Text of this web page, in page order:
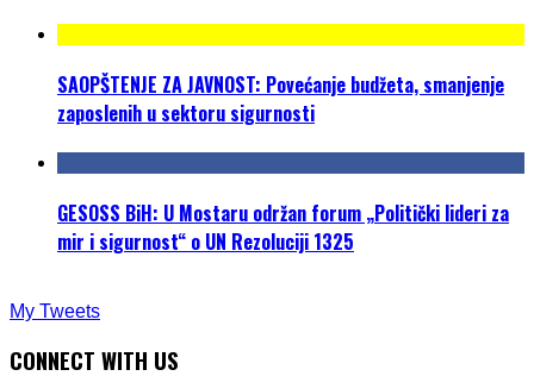
SAOPŠTENJE ZA JAVNOST: Povećanje budžeta, smanjenje
zaposlenih u sektoru sigurnosti
GESOSS BiH: U Mostaru održan forum „Politički lideri za
mir i sigurnost“ o UN Rezoluciji 1325
My Tweets
CONNECT WITH US